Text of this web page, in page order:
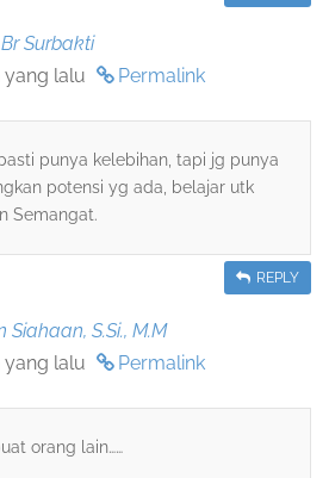
Surbakti
yang lalu
Permalink
punya kelebihan, tapi jg punya
potensi yg ada, belajar utk
Semangat.
REPLY
Siahaan, S.Si., M.M
yang lalu
Permalink
orang lain……